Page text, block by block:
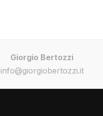
Giorgio Bertozzi
info@giorgiobertozzi.it